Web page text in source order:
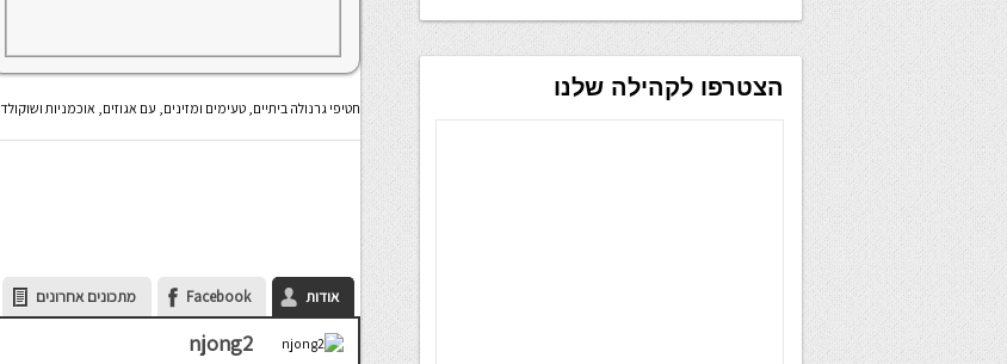
חטיפי גרנולה ביתיים, טעימים ומזינים, עם אגוזים, אוכמניות ושוקולד
אודות Facebook מתכונים אחרונים
njong2
הצטרפו לקהילה שלנו